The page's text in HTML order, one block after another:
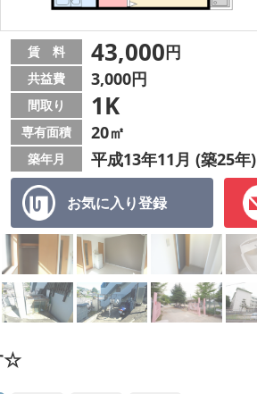
お気に入り登録
賃 料 43,000円
共益費 3,000円
間取り 1K
専有面積 20㎡
築年月 平成13年11月 (築25年)
☆